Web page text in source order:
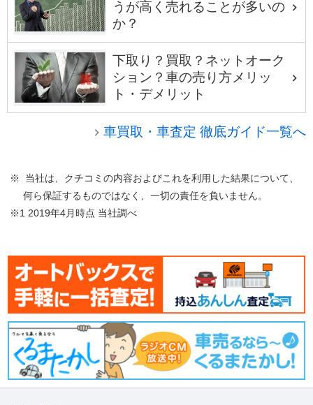
うが高く売れることが多いの
か？
下取り？買取？ネットオーク
ション？車の売り方メリッ
ト・デメリット
車買取・車査定 徹底ガイド一覧へ
※ 当社は、クチコミの内容およびこれを利用した結果について、
何ら保証するものではなく、一切の責任を負いません。
※1 2019年4月時点 当社調べ